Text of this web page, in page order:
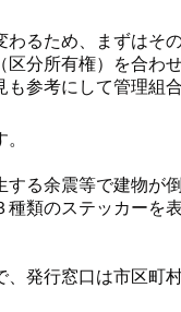
るため、まずはその
分所有権）を合わ
参考にして管理組
る余震等で建物
類のステッカーを
発行窓口は市区町